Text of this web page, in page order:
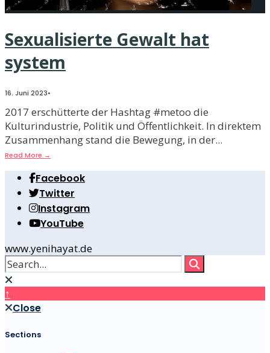
Sexualisierte Gewalt hat
system
16. Juni 2023•
2017 erschütterte der Hashtag #metoo die
Kulturindustrie, Politik und Öffentlichkeit. In direktem
Zusammenhang stand die Bewegung, in der...
Read More →
Facebook
Twitter
Instagram
YouTube
www.yenihayat.de
↑
Close
Sections